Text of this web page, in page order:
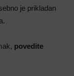
je prikladan
povedite